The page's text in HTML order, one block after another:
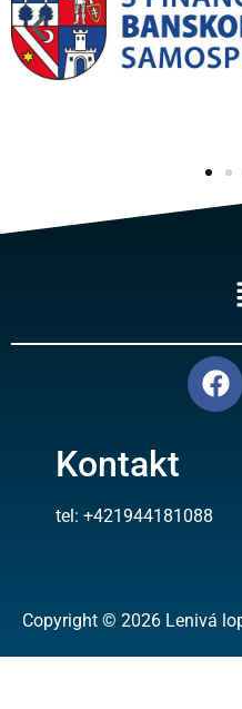
Kontakt
tel: +421944181088
Copyright © 2026 Lenivá